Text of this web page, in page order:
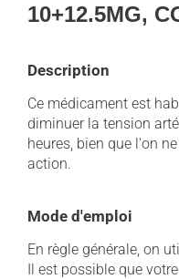
10+12.5MG,
Description
Ce médicament est
diminuer la tension
heures, bien que l'on
action.
Mode d'emploi
En règle générale, on
Il est possible que